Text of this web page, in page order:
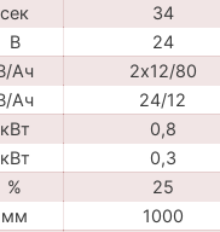
сек
34
В
24
Ач
2х12/80
Ач
24/12
кВт
0,8
кВт
0,3
%
25
мм
1000